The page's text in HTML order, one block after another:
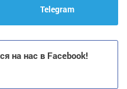
Telegram
на нас в Facebook!